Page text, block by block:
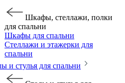
Шкафы, стеллажи, полки
для спальни
Шкафы для спальни
Стеллажи и этажерки для
спальни
и стулья для спальни